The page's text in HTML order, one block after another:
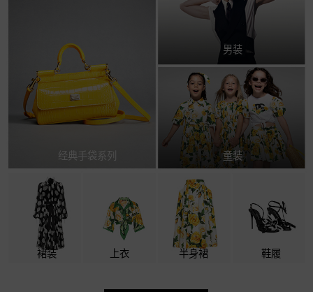
经典手袋系列
男装
童装
鞋履
上衣 半身裙
裙装